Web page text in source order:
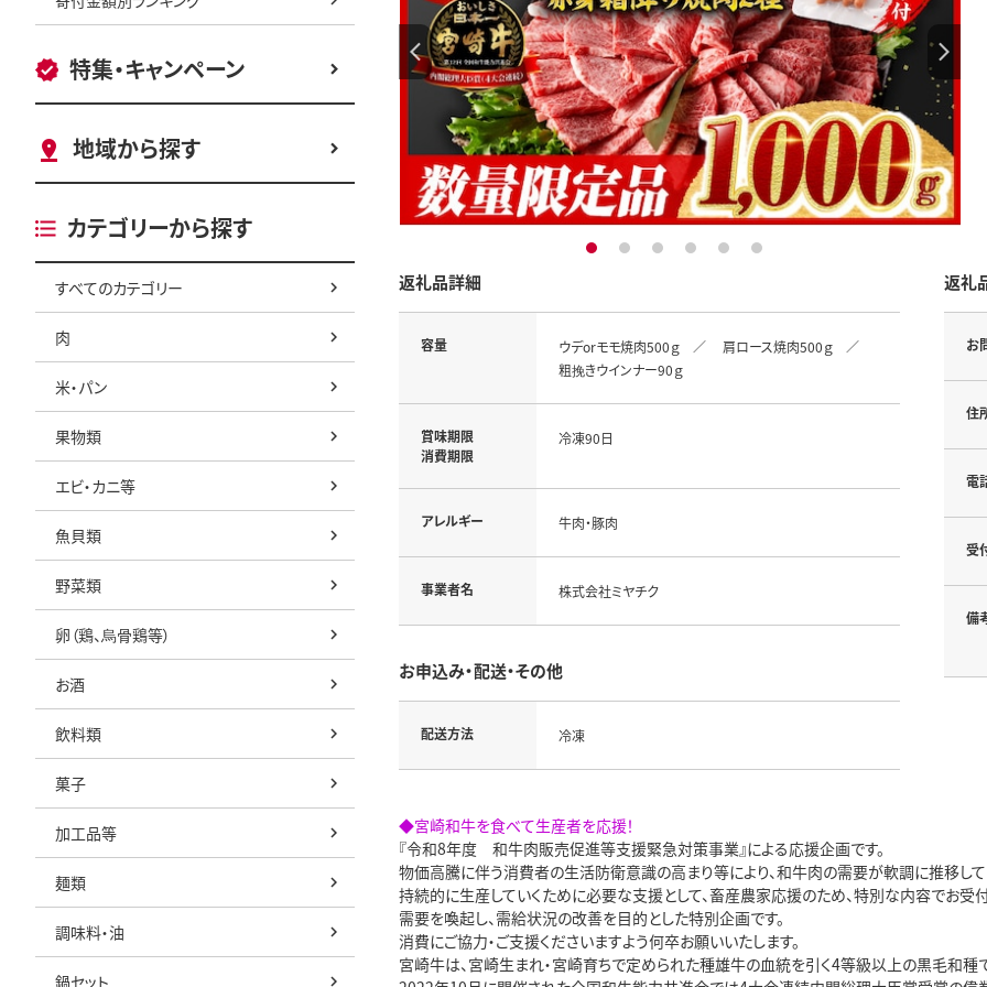
特集・キャンペーン
地域から探す
カテゴリーから探す
すべてのカテゴリー
肉
米・パン
果物類
エビ・カニ等
魚貝類
野菜類
卵（鶏、烏骨鶏等）
お酒
飲料類
菓子
加工品等
麺類
調味料・油
鍋セット
1 2 3 4 5 6
返礼品詳細
容量
ウデorモモ焼肉500ｇ ／ 肩ロース焼肉500ｇ ／
粗挽きウインナー90ｇ
賞味期限
消費期限
冷凍90日
アレルギー 牛肉・豚肉
事業者名 株式会社ミヤチク
お申込み・配送・その他
配送方法 冷凍
返礼
お
住
電
受
備
◆宮崎和牛を食べて生産者を応援！
『令和8年度 和牛肉販売促進等支援緊急対策事業』による応援企画です。
物価高騰に伴う消費者の生活防衛意識の高まり等により、和牛肉の需要が軟調に推移して
持続的に生産していくために必要な支援として、畜産農家応援のため、特別な内容でお受付
需要を喚起し、需給状況の改善を目的とした特別企画です。
消費にご協力・ご支援くださいますよう何卒お願いいたします。
宮崎牛は、宮崎生まれ・宮崎育ちで定められた種雄牛の血統を引く4等級以上の黒毛和種